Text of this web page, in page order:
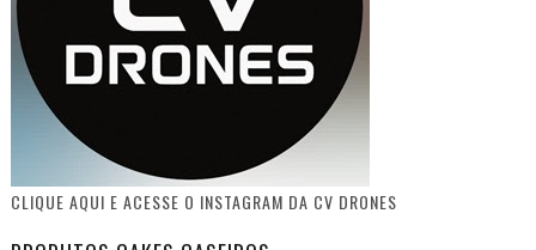
CLIQUE AQUI E ACESSE O INSTAGRAM DA CV DRONES